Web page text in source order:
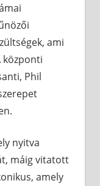
ami
központi
Phil
nyitva
máig vitatott
amely